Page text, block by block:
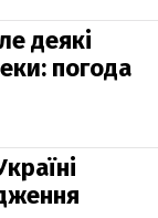
деякі
погода